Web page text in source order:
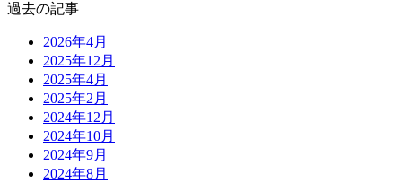
過去の記事
2026年4月
2025年12月
2025年4月
2025年2月
2024年12月
2024年10月
2024年9月
2024年8月